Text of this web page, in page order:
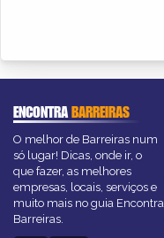
ENCONTRABARREIRAS
O melhor de Barreiras num
só lugar! Dicas, onde ir, o
que fazer, as melhores
empresas, locais, serviços e
muito mais no guia Encontra
Barreiras.